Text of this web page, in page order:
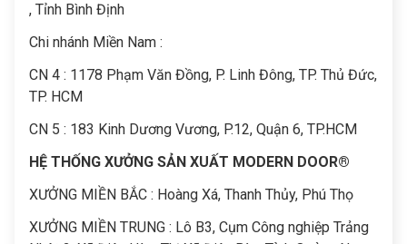
, Tỉnh Bình Định
Chi nhánh Miền Nam :
CN 4 : 1178 Phạm Văn Đồng, P. Linh Đông, TP. Thủ Đức,
TP. HCM
CN 5 : 183 Kinh Dương Vương, P.12, Quận 6, TP.HCM
HỆ THỐNG XƯỞNG SẢN XUẤT MODERN DOOR®
XƯỞNG MIỀN BẮC : Hoàng Xá, Thanh Thủy, Phú Thọ
XƯỞNG MIỀN TRUNG : Lô B3, Cụm Công nghiệp Trảng